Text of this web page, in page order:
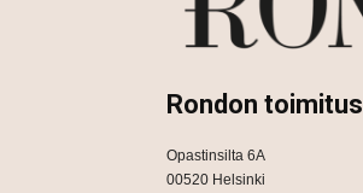
Rondon toimitus
Opastinsilta 6A
00520 Helsinki